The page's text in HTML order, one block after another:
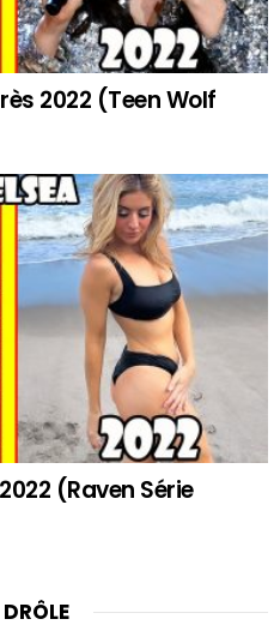
2022 (Teen Wolf
(Raven Série